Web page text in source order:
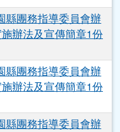
縣團務指導委員會辦
辦法及宣傳簡章1份
縣團務指導委員會辦
辦法及宣傳簡章1份
縣團務指導委員會辦